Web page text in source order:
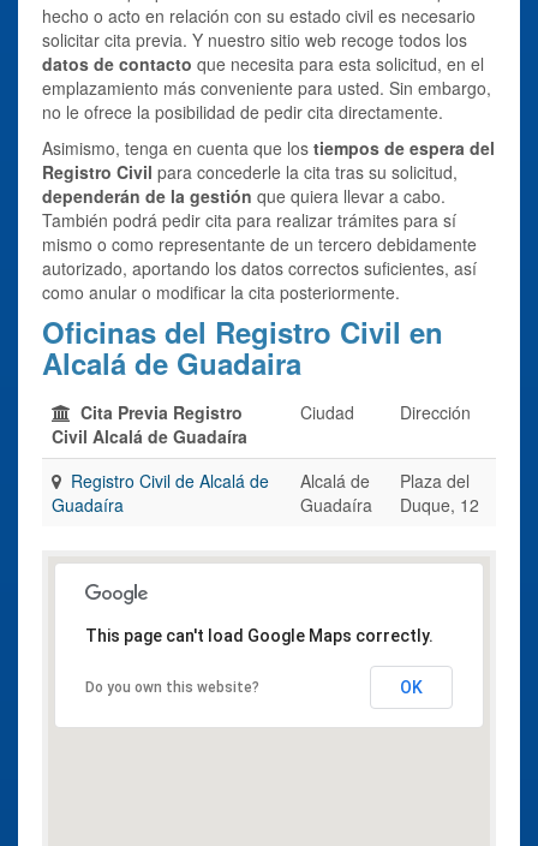
hecho o acto en relación con su estado civil es necesario
solicitar cita previa. Y nuestro sitio web recoge todos los
datos de contacto que necesita para esta solicitud, en el
emplazamiento más conveniente para usted. Sin embargo,
no le ofrece la posibilidad de pedir cita directamente.
Asimismo, tenga en cuenta que los tiempos de espera del
Registro Civil para concederle la cita tras su solicitud,
dependerán de la gestión que quiera llevar a cabo.
También podrá pedir cita para realizar trámites para sí
mismo o como representante de un tercero debidamente
autorizado, aportando los datos correctos suficientes, así
como anular o modificar la cita posteriormente.
Oficinas del Registro Civil en
Alcalá de Guadaira
Cita Previa Registro
Civil Alcalá de Guadaíra
Ciudad Dirección
Registro Civil de Alcalá de
Guadaíra
Alcalá de
Guadaíra
Plaza del
Duque, 12
This page can't load Google Maps correctly.
Do you own this website? OK